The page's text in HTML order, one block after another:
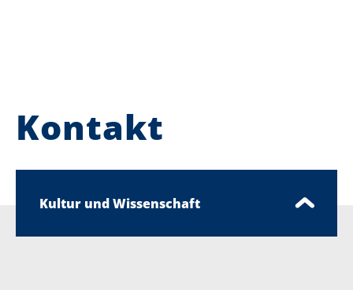
Kontakt
Kultur und Wissenschaft